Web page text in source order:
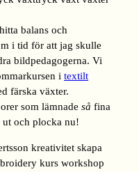
balans och
i tid för att jag skulle
bildpedagogerna. Vi
i textilt
färska växter.
som lämnade så fina
och plocka nu!